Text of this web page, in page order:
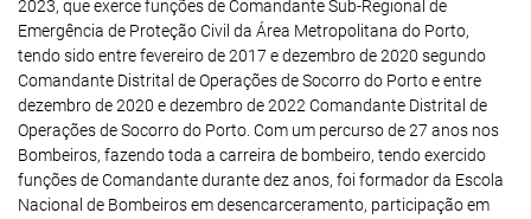
2023, que exerce funções de Comandante Sub-Regional de
Emergência de Proteção Civil da Área Metropolitana do Porto,
tendo sido entre fevereiro de 2017 e dezembro de 2020 segundo
Comandante Distrital de Operações de Socorro do Porto e entre
dezembro de 2020 e dezembro de 2022 Comandante Distrital de
Operações de Socorro do Porto. Com um percurso de 27 anos nos
Bombeiros, fazendo toda a carreira de bombeiro, tendo exercido
funções de Comandante durante dez anos, foi formador da Escola
Nacional de Bombeiros em desencarceramento, participação em